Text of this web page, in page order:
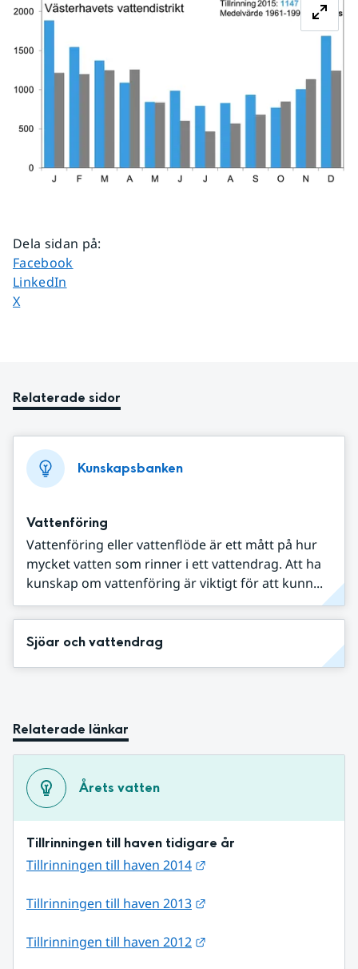
Dela sidan på:
Dela sidan på
Facebook
Dela sidan på
LinkedIn
Dela sidan på
X
Relaterade sidor
Kunskapsbanken
Vattenföring
Vattenföring eller vattenflöde är ett mått på hur
mycket vatten som rinner i ett vattendrag. Att ha
kunskap om vattenföring är viktigt för att kunn...
Sjöar och vattendrag
Relaterade länkar
Årets vatten
Tillrinningen till haven tidigare år
Tillrinningen till haven 2014
Tillrinningen till haven 2013
Tillrinningen till haven 2012